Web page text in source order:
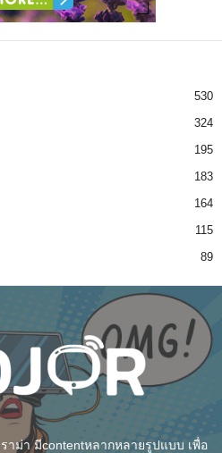
530
324
195
183
164
115
89
าม่า มีcontentหลากหลายรูปแบบ เพื่อ